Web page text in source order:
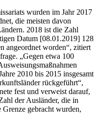
wurden im Jahr 2017
die meisten davon
2018 ist die Zahl
Datum [08.01.2019] 128
angeordnet worden“, zitiert
„Gegen etwa 100
2010 bis 2015 insgesamt
rückgeführt“,
fest und verweist darauf,
der Ausländer, die in
gebracht wurden,